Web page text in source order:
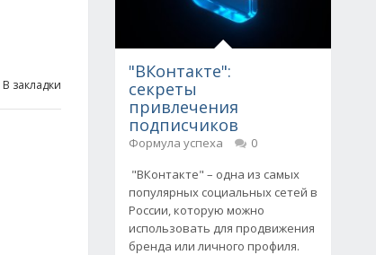
В закладки
"ВКонтакте":
секреты
привлечения
подписчиков
Формула успеха
0
"ВКонтакте" – одна из самых
популярных социальных сетей в
России, которую можно
использовать для продвижения
бренда или личного профиля.